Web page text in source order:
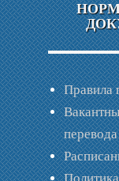
Правила
перевода